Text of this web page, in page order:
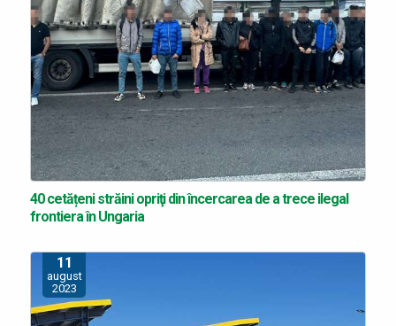
40 cetățeni străini opriţi din încercarea de a trece ilegal
frontiera în Ungaria
11
august
2023